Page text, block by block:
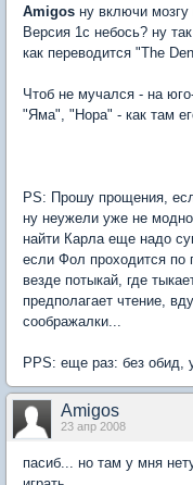
Amigos ну включи мозгу
Версия 1с небось? ну
как переводится "The
Чтоб не мучался - на
"Яма", "Нора" - как там
PS: Прошу прощения,
ну неужели уже не
найти Карла еще надо
если Фол проходится по
везде потыкай, где
предполагает чтение,
соображалки...
PPS: еще раз: без обид,
Amigos
23 апр 2008
пасиб... но там у мня